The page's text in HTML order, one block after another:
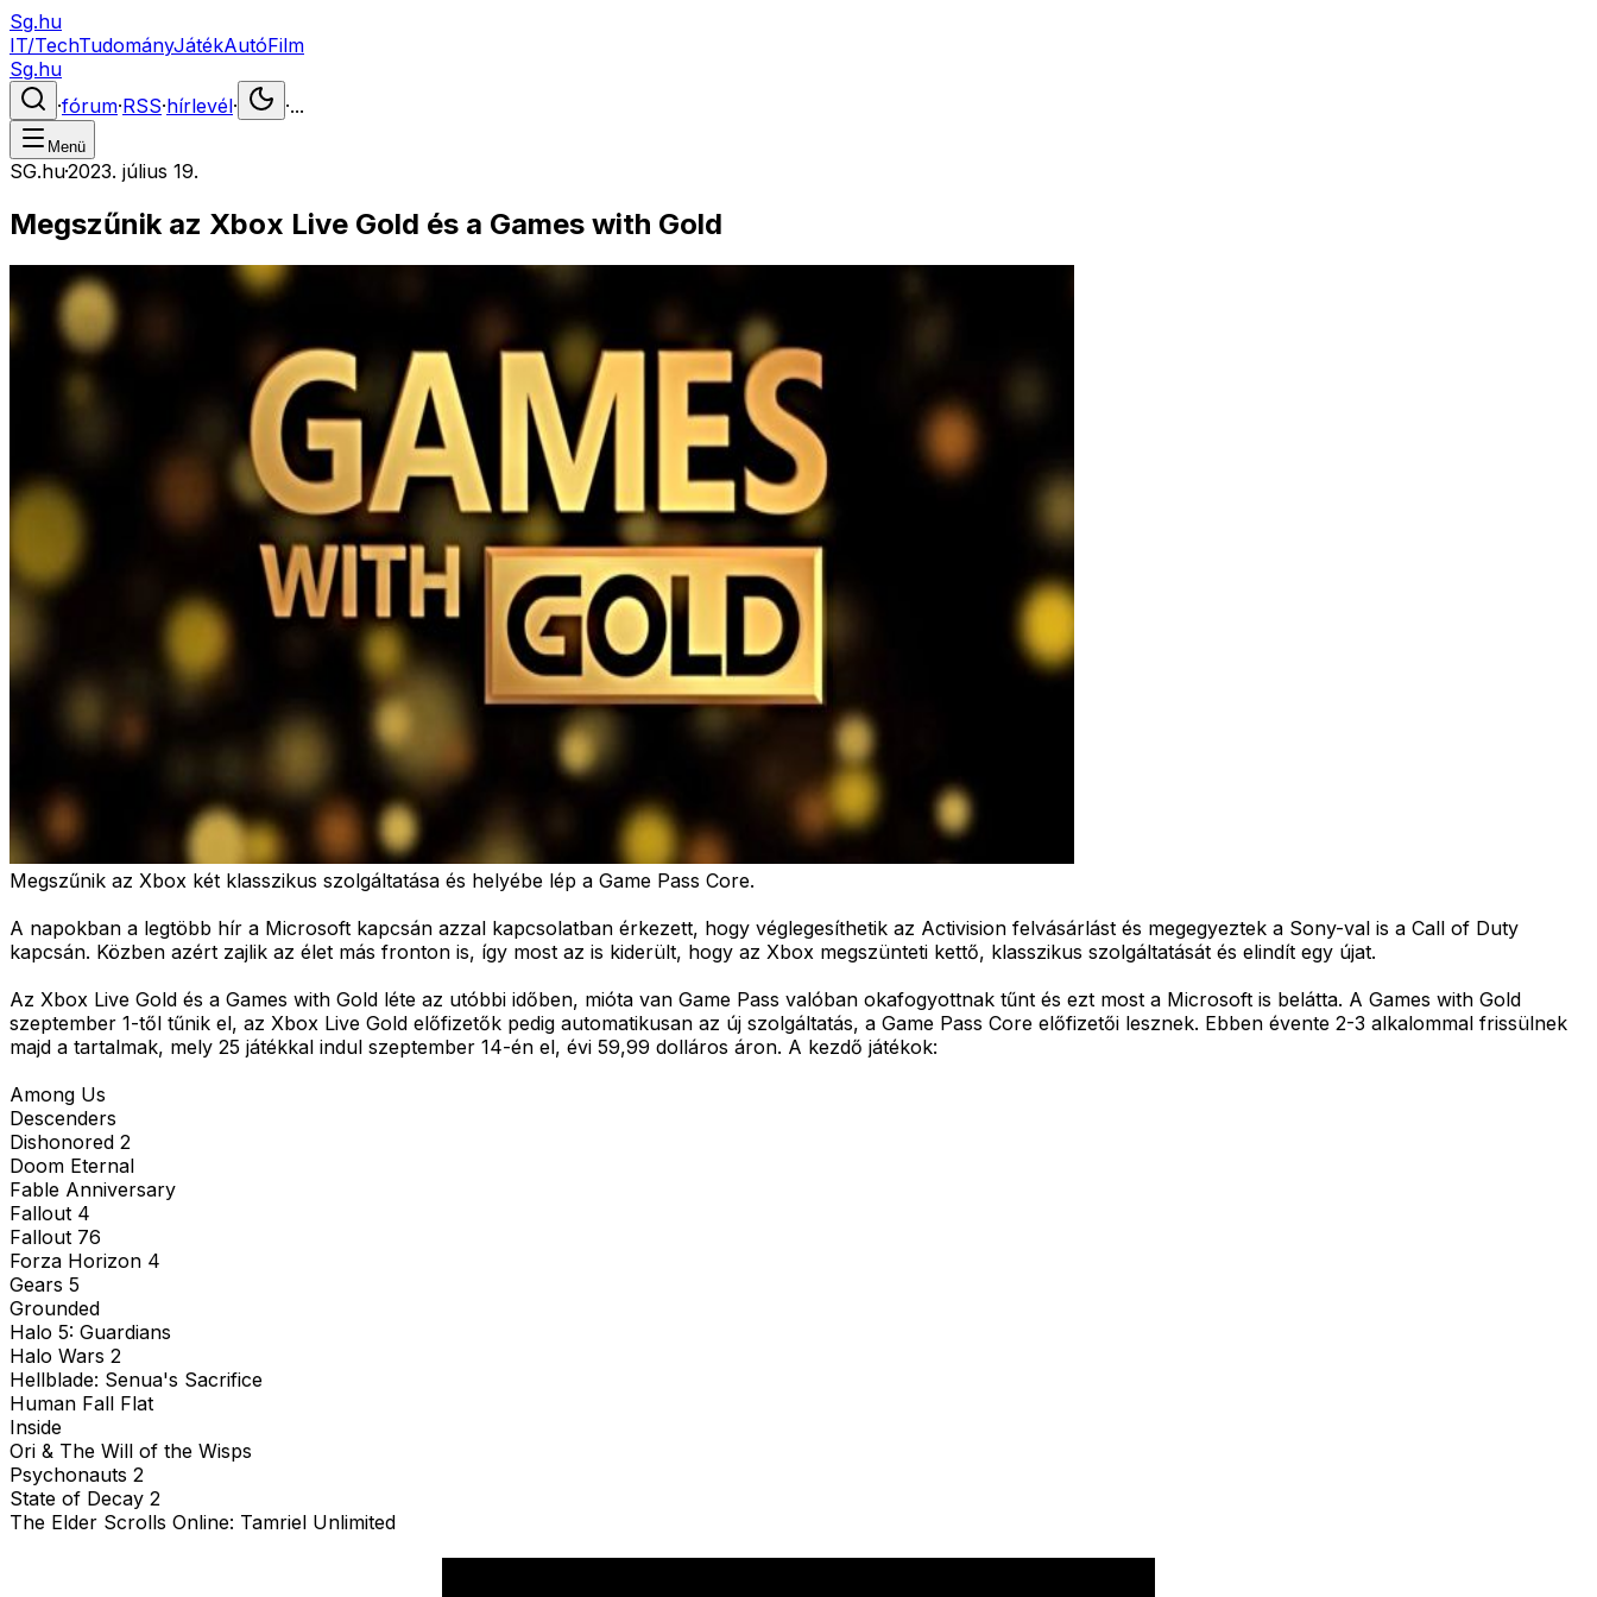
Sg.hu
IT/TechTudományJátékAutóFilm
Sg.hu
·fórum·RSS·hírlevél· ·...
Menü
SG.hu·2023. július 19.
Megszűnik az Xbox Live Gold és a Games with Gold
Megszűnik az Xbox két klasszikus szolgáltatása és helyébe lép a Game Pass Core.
A napokban a legtöbb hír a Microsoft kapcsán azzal kapcsolatban érkezett, hogy véglegesíthetik az Activision felvásárlást és megegyeztek a Sony-val is a Call of Duty
kapcsán. Közben azért zajlik az élet más fronton is, így most az is kiderült, hogy az Xbox megszünteti kettő, klasszikus szolgáltatását és elindít egy újat.
Az Xbox Live Gold és a Games with Gold léte az utóbbi időben, mióta van Game Pass valóban okafogyottnak tűnt és ezt most a Microsoft is belátta. A Games with Gold
szeptember 1-től tűnik el, az Xbox Live Gold előfizetők pedig automatikusan az új szolgáltatás, a Game Pass Core előfizetői lesznek. Ebben évente 2-3 alkalommal frissülnek
majd a tartalmak, mely 25 játékkal indul szeptember 14-én el, évi 59,99 dolláros áron. A kezdő játékok:
Among Us
Descenders
Dishonored 2
Doom Eternal
Fable Anniversary
Fallout 4
Fallout 76
Forza Horizon 4
Gears 5
Grounded
Halo 5: Guardians
Halo Wars 2
Hellblade: Senua's Sacrifice
Human Fall Flat
Inside
Ori & The Will of the Wisps
Psychonauts 2
State of Decay 2
The Elder Scrolls Online: Tamriel Unlimited